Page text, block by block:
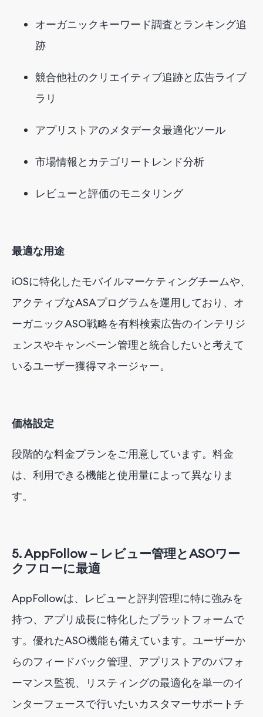
オーガニックキーワード調査とランキング追
跡
競合他社のクリエイティブ追跡と広告ライブ
ラリ
アプリストアのメタデータ最適化ツール
市場情報とカテゴリートレンド分析
レビューと評価のモニタリング
最適な用途
iOSに特化したモバイルマーケティングチームや、
アクティブなASAプログラムを運用しており、オ
ーガニックASO戦略を有料検索広告のインテリジ
ェンスやキャンペーン管理と統合したいと考えて
いるユーザー獲得マネージャー。
価格設定
段階的な料金プランをご用意しています。料金
は、利用できる機能と使用量によって異なりま
す。
5.AppFollow — レビュー管理とASOワー
クフローに最適
AppFollowは、レビューと評判管理に特に強みを
持つ、アプリ成長に特化したプラットフォームで
す。優れたASO機能も備えています。ユーザーか
らのフィードバック管理、アプリストアのパフォ
ーマンス監視、リスティングの最適化を単一のイ
ンターフェースで行いたいカスタマーサポートチ